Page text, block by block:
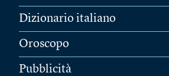
Dizionario italiano
Oroscopo
Pubblicità